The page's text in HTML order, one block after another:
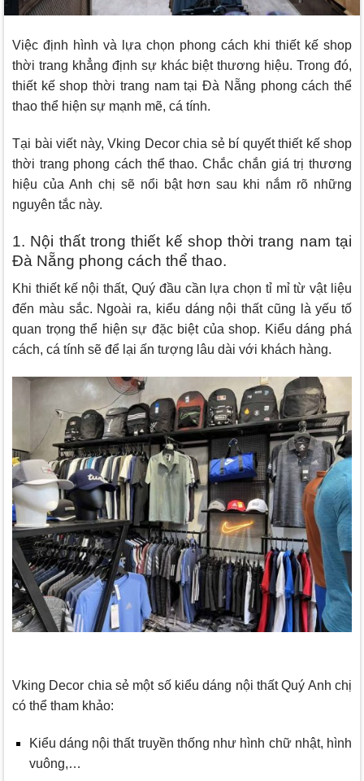
Việc định hình và lựa chọn phong cách khi thiết kế shop
thời trang khẳng định sự khác biệt thương hiệu. Trong đó,
thiết kế shop thời trang nam tại Đà Nẵng phong cách thể
thao thể hiện sự mạnh mẽ, cá tính.
Tại bài viết này, Vking Decor chia sẻ bí quyết thiết kế shop
thời trang phong cách thể thao. Chắc chắn giá trị thương
hiệu của Anh chị sẽ nổi bật hơn sau khi nắm rõ những
nguyên tắc này.
1. Nội thất trong thiết kế shop thời trang nam tại
Đà Nẵng phong cách thể thao.
Khi thiết kế nội thất, Quý đầu cần lựa chọn tỉ mỉ từ vật liệu
đến màu sắc. Ngoài ra, kiểu dáng nội thất cũng là yếu tố
quan trọng thể hiện sự đặc biệt của shop. Kiểu dáng phá
cách, cá tính sẽ để lại ấn tượng lâu dài với khách hàng.
Vking Decor chia sẻ một số kiểu dáng nội thất Quý Anh chị
có thể tham khảo:
Kiểu dáng nội thất truyền thống như hình chữ nhật, hình
vuông,…